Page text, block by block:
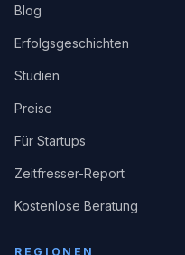
Blog
Erfolgsgeschichten
Studien
Preise
Für Startups
Zeitfresser-Report
Kostenlose Beratung
REGIONEN